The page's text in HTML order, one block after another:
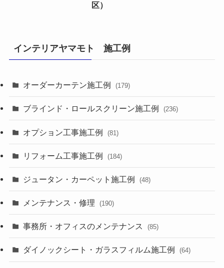
区）
インテリアヤマモト 施工例
オーダーカーテン施工例 (179)
ブラインド・ロールスクリーン施工例 (236)
オプション工事施工例 (81)
リフォーム工事施工例 (184)
ジュータン・カーペット施工例 (48)
メンテナンス・修理 (190)
事務所・オフィスのメンテナンス (85)
ダイノックシート・ガラスフィルム施工例 (64)